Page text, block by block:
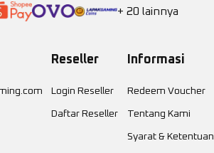
+ 20 lainnya
Reseller
Login Reseller
Daftar Reseller
Informasi
Redeem Voucher
Tentang Kami
Syarat & Ketentuan